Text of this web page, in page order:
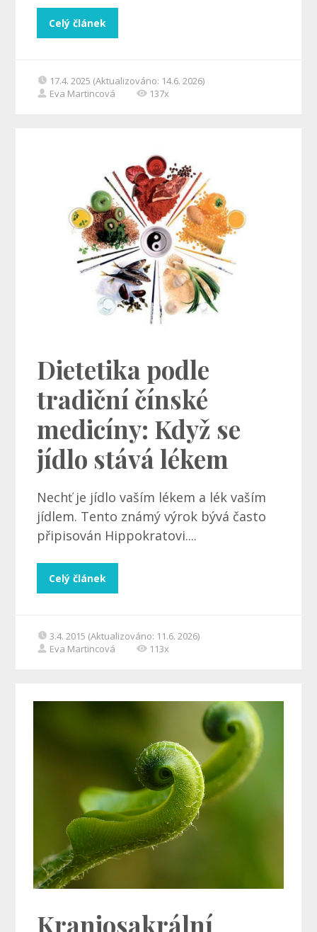
Celý článek
17.4. 2025 (Aktualizováno: 14.6. 2026)
Eva Martincová
137x
Dietetika podle
tradiční čínské
medicíny: Když se
jídlo stává lékem
Nechť je jídlo vaším lékem a lék vaším
jídlem. Tento známý výrok bývá často
připisován Hippokratovi....
Celý článek
3.4. 2015 (Aktualizováno: 11.6. 2026)
Eva Martincová
113x
Kraniosakrální